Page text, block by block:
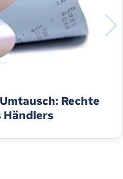
Rechte